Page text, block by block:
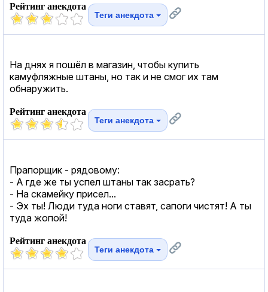
Рейтинг анекдота
Теги анекдота
На днях я пошёл в магазин, чтобы купить
камуфляжные штаны, но так и не смог их там
обнаружить.
Рейтинг анекдота
Теги анекдота
Прапорщик - рядовому:
- А где же ты успел штаны так засрать?
- На скамейку присел...
- Эх ты! Люди туда ноги ставят, сапоги чистят! А ты
туда жопой!
Рейтинг анекдота
Теги анекдота